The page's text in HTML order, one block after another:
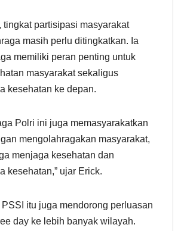
tingkat partisipasi masyarakat
masih perlu ditingkatkan. Ia
memiliki peran penting untuk
masyarakat sekaligus
kesehatan ke depan.
Polri ini juga memasyarakatkan
mengolahragakan masyarakat,
menjaga kesehatan dan
kesehatan,” ujar Erick.
PSSI itu juga mendorong perluasan
day ke lebih banyak wilayah.